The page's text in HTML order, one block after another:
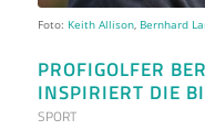
Foto: Keith Allison, Bernhard
PROFIGOLFER
INSPIRIERT DIE
SPORT